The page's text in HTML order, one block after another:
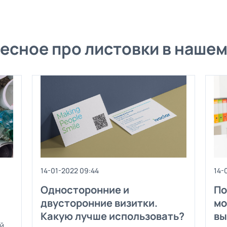
про листовки в
14-01-2022 09:44
Односторонние и
двусторонние визитки.
Какую лучше использовать?
14-